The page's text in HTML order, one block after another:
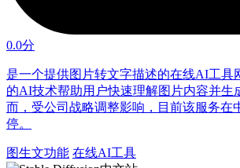
0.0分
是一个提供图片转文字描述的在线AI工具
的AI技术帮助用户快速理解图片内容并生
而，受公司战略调整影响，目前该服务在
停。
图生文功能 在线AI工具